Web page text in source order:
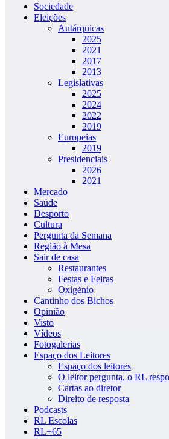
Sociedade
Eleições
Autárquicas
2025
2021
2017
2013
Legislativas
2025
2024
2022
2019
Europeias
2019
Presidenciais
2026
2021
Mercado
Saúde
Desporto
Cultura
Pergunta da Semana
Região à Mesa
Sair de casa
Restaurantes
Festas e Feiras
Oxigénio
Cantinho dos Bichos
Opinião
Visto
Vídeos
Fotogalerias
Espaço dos Leitores
Espaço dos leitores
O leitor pergunta, o RL
Cartas ao diretor
Direito de resposta
Podcasts
RL Escolas
RL+65